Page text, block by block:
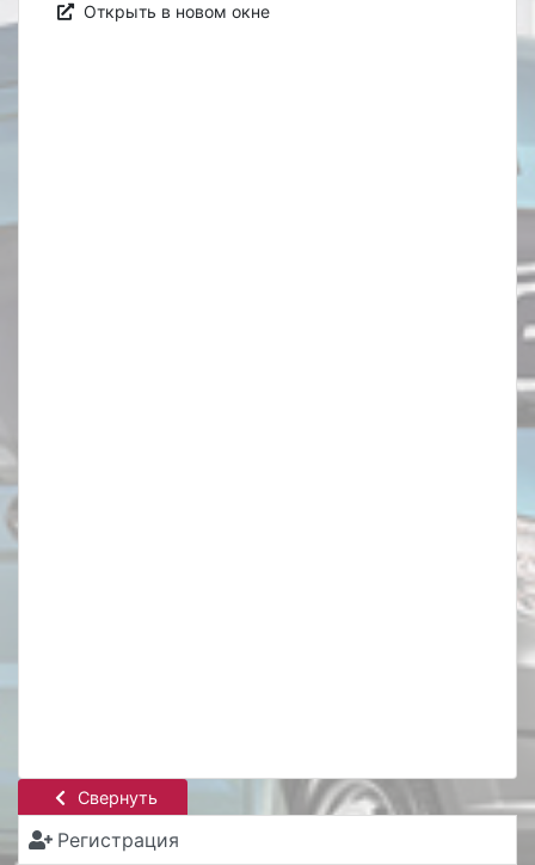
Свернуть
Регистрация
Открыть в новом окне